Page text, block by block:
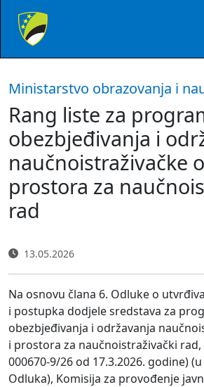
Ministarstvo obrazovanja i
Rang liste za
obezbjeđivanja i
naučnoistraživačke
prostora za
rad
13.05.2026
Na osnovu člana 6. Odluke o
i postupka dodjele sredstava za
obezbjeđivanja i održavanja
i prostora za naučnoistraživački rad,
000670-9/26 od 17.3.2026. godine)
Odluka), Komisija za provođenje